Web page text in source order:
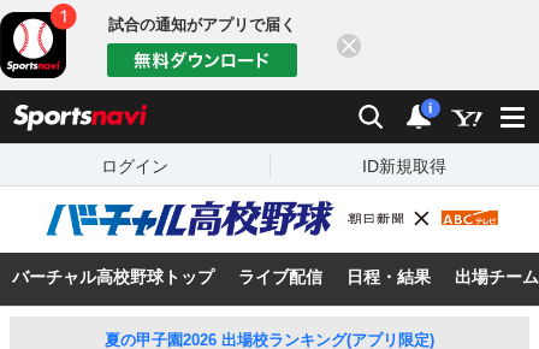
試合の通知がアプリで届く
検索 通知
i
ログイン ID新規取得
バーチャル高校野球トップ ライブ配信 日程・結果 出場チーム
夏の甲子園2026 出場校ランキング(アプリ限定)